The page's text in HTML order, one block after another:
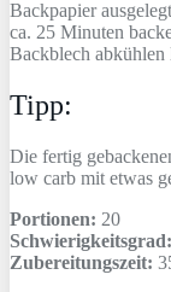
Backpapier
ca. 25 Minuten
Backblech abkühlen
Tipp:
Die fertig
low carb mit etwas
Portionen: 20
Schwierigkeitsgrad:
Zubereitungszeit: